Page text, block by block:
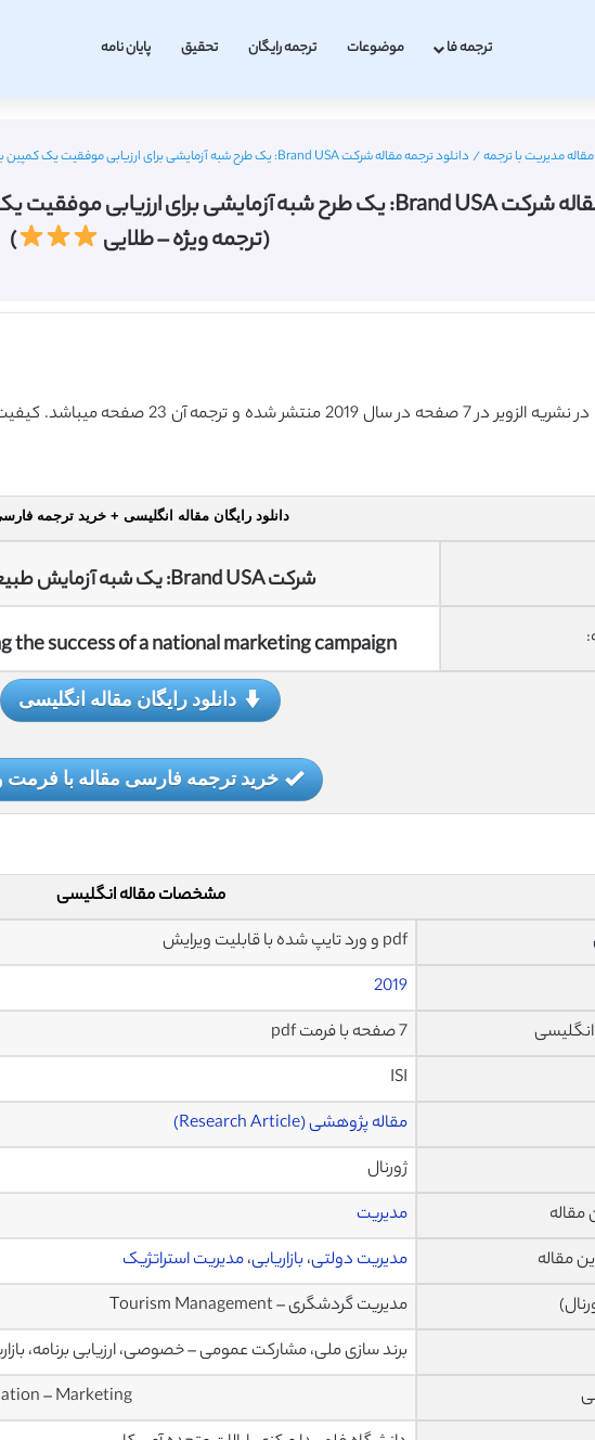
ترجمه فا موضوعات ترجمه رایگان تحقیق پایان نامه
مقاله مدیریت با ترجمه/ دانلود ترجمه مقاله شرکت Brand USA: یک طرح شبه آزمایشی برای ارزیابی موفقیت یک کمپین بازاریابی ملی (ساینس دایرکت – الزویر 2019) (ترجمه ویژه – طلایی
(ترجمه ویژه – طلایی
)
دانلود رایگان مقاله انگلیسی + خرید ترجمه
شرکت Brand USA: یک شبه آزمایش طبیعی ارزیابی موفقیت یک کمپین بازاریابی ملی
success of a national marketing campaign
دانلود رایگان مقاله انگلیسی
خرید ترجمه فارسی مقاله با فرمت
مشخصات مقاله انگلیسی
pdf و ورد تایپ شده با قابلیت ویرایش
2019
7 صفحه با فرمت pdf
ISI
مقاله پژوهشی (Research Article)
ژورنال
مقاله
مدیریت
مقاله
مدیریت دولتی،بازاریابی،مدیریت استراتژیک
مدیریت گردشگری – Tourism Management
برند سازی ملی، مشارکت عمومی – خصوصی، ارزیابی برنامه،
– Marketing